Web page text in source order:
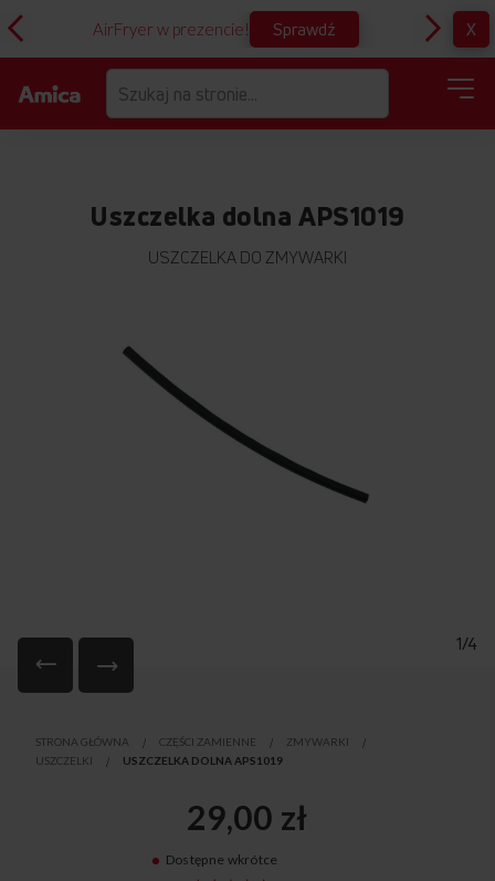
AirFryer w prezencie! Sprawdź X
Uszczelka dolna APS1019
USZCZELKA DO ZMYWARKI
1/4
początek
STRONA GŁÓWNA CZĘŚCI ZAMIENNE
ZMYWARKI
USZCZELKI
USZCZELKA DOLNA APS1019
29,00 zł
Dostępne wkrótce